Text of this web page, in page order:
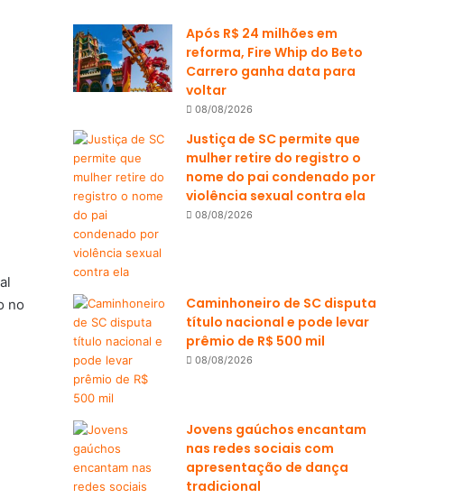
no
Após R$ 24 milhões em
reforma, Fire Whip do Beto
Carrero ganha data para
voltar
08/08/2026
Justiça de SC permite que
mulher retire do registro o
nome do pai condenado por
violência sexual contra ela
08/08/2026
Caminhoneiro de SC disputa
título nacional e pode levar
prêmio de R$ 500 mil
08/08/2026
Jovens gaúchos encantam
nas redes sociais com
apresentação de dança
tradicional